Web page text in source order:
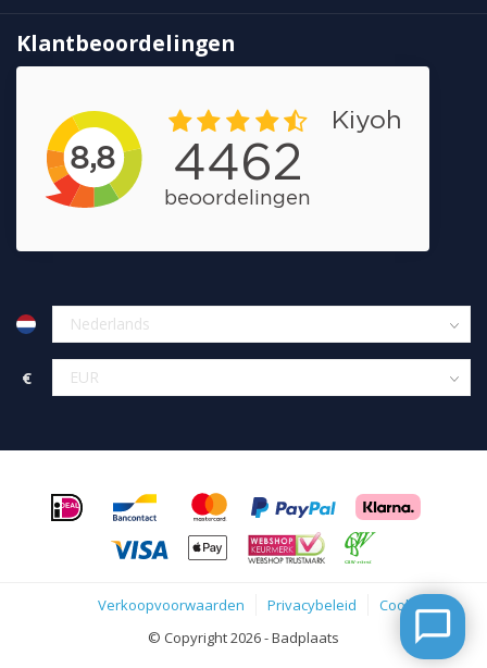
Klantbeoordelingen
€
Verkoopvoorwaarden Privacybeleid
Cookies
© Copyright 2026 - Badplaats